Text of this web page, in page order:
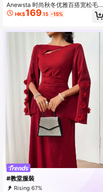
Anewsta 时尚秋冬优雅百搭宽松毛绒
斑点豹纹高领大袖女式羊毛毛衣
HK$169.15 -15%
#教堂服裝
Rising 67%